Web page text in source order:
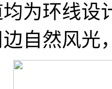
环线设
自然风光